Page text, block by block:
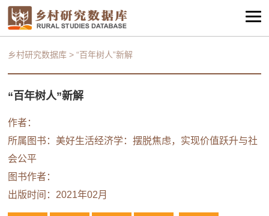
乡村研究数据库 >“百年树人”新解
“百年树人”新解
作者：
所属图书： 美好生活经济学：摆脱焦虑，实现价值跃升与社
会公平
图书作者：
出版时间：2021年02月